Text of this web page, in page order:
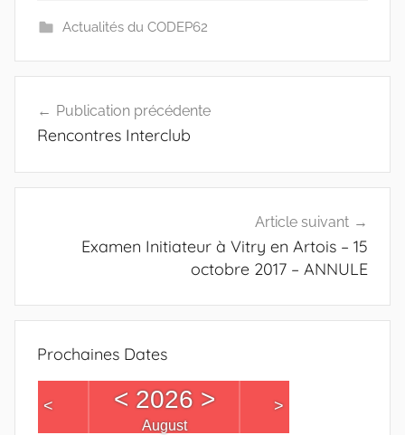
Actualités du CODEP62
de
Publication précédente
Rencontres Interclub
Article suivant
Examen Initiateur à Vitry en Artois – 15
octobre 2017 – ANNULE
Prochaines Dates
< <2026 >
August
>